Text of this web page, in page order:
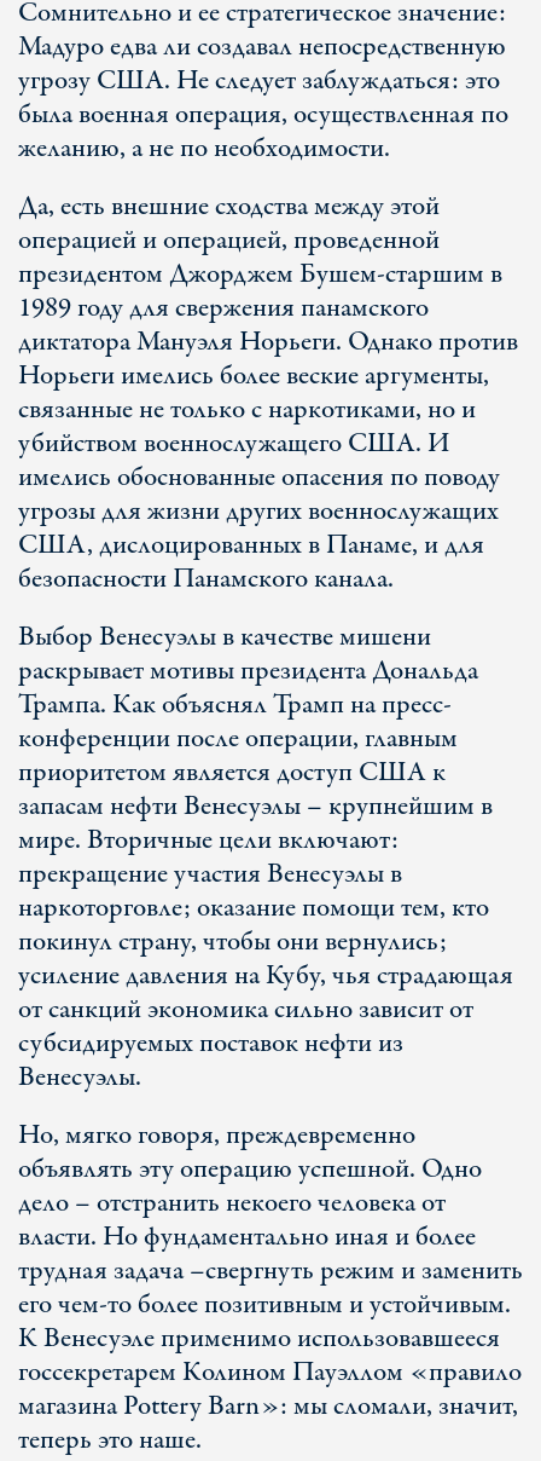
Сомнительно и ее стратегическое значение:
Мадуро едва ли создавал непосредственную
угрозу США. Не следует заблуждаться: это
была военная операция, осуществленная по
желанию, а не по необходимости.
Да, есть внешние сходства между этой
операцией и операцией, проведенной
президентом Джорджем Бушем-старшим в
1989 году для свержения панамского
диктатора Мануэля Норьеги. Однако против
Норьеги имелись более веские аргументы,
связанные не только с наркотиками, но и
убийством военнослужащего США. И
имелись обоснованные опасения по поводу
угрозы для жизни других военнослужащих
США, дислоцированных в Панаме, и для
безопасности Панамского канала.
Выбор Венесуэлы в качестве мишени
раскрывает мотивы президента Дональда
Трампа. Как объяснял Трамп на пресс-
конференции после операции, главным
приоритетом является доступ США к
запасам нефти Венесуэлы – крупнейшим в
мире. Вторичные цели включают:
прекращение участия Венесуэлы в
наркоторговле; оказание помощи тем, кто
покинул страну, чтобы они вернулись;
усиление давления на Кубу, чья страдающая
от санкций экономика сильно зависит от
субсидируемых поставок нефти из
Венесуэлы.
Но, мягко говоря, преждевременно
объявлять эту операцию успешной. Одно
дело – отстранить некоего человека от
власти. Но фундаментально иная и более
трудная задача –свергнуть режим и заменить
его чем-то более позитивным и устойчивым.
К Венесуэле применимо использовавшееся
госсекретарем Колином Пауэллом «правило
магазина Pottery Barn»: мы сломали, значит,
теперь это наше.